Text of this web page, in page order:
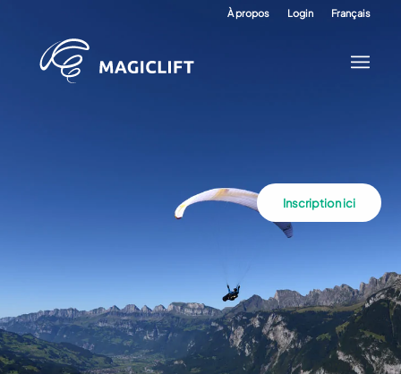
À propos Login Français
Inscription ici